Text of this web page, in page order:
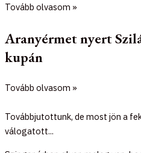
Tovább olvasom »
Aranyérmet nyert
kupán
Tovább olvasom »
Továbbjutottunk, de most jön a
válogatott...